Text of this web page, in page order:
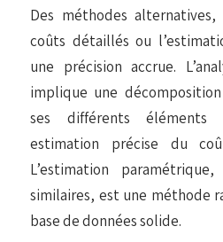
Des méthodes
coûts détaillés ou
une précision accrue.
implique une
ses différents éléments
estimation précise du
L’estimation
similaires, est une méthode
base de données solide.